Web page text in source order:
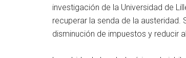
investigación de la Universidad de
recuperar la senda de la
disminución de impuestos y reducir